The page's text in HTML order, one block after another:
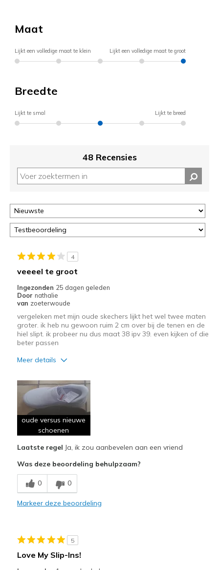
Maat
Lijkt een volledige maat te klein Lijkt een volledige maat te groot
Breedte
Lijkt te smal Lijkt te breed
48 Recensies
4
veeeel te groot
Ingezonden 25 dagen geleden
Door nathalie
van zoeterwoude
vergeleken met mijn oude skechers lijkt het wel twee maten
groter. ik heb nu gewoon ruim 2 cm over bij de tenen en de
hiel slipt. ik probeer nu dus maat 38 ipv 39. even kijken of die
beter passen
Meer details
Comfortabel
Goede demping
Leuk model
Lichtgewicht
Breedte
Lijkt goed van breedte
Maat
oude versus nieuwe
schoenen
Laatste regel Ja, ik zou aanbevelen aan een vriend
Was deze beoordeling behulpzaam?
0 0
Markeer deze beoordeling
5
Love My Slip-Ins!